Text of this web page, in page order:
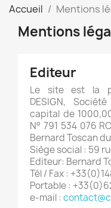
Accueil Mentions
Mentions
Editeur
Le site est la
DESIGN,
capital de
N° 791 534 076
Bernard Toscan
Siège social : 59
Editeur: Bernard
Tél / Fax :
Portable :
e-mail :